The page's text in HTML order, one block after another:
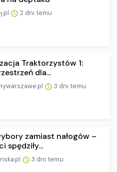
2 dni temu
Traktorzystów 1:
dla...
3 dni temu
zamiast nałogów –
spędziły...
3 dni temu